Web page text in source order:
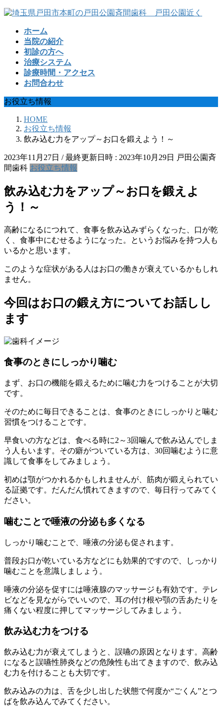
コ
ッ
プ
ナ
移
動
ホーム
当院の紹介
初診の方へ
治療システム
診療時間・アクセス
お問合わせ
お役立ち情報
HOME
お役立ち情報
飲み込む力をアップ～お口を鍛えよう！～
2023年11月27日 / 最終更新日時 : 2023年10月29日
戸田公園斉
間歯科 お役立ち情報
飲み込む力をアップ～お口を鍛えよ
う！～
高齢になるにつれて、食事を飲み込みずらくなった、口が乾
く、食事中にむせるようになった。というお悩みを持つ人も
いるかと思います。
このような症状がある人はお口の働きが衰えているかもしれ
ません。
今回はお口の鍛え方についてお話しし
ます
食事のときにしっかり噛む
まず、お口の機能を鍛えるために噛む力をつけることが大切
です。
そのために毎日できることは、食事のときにしっかりと噛む
習慣をつけることです。
早食いの方などは、食べる時に2～3回噛んで飲み込んでしま
う人もいます。その癖がついている方は、30回噛むように意
識して食事をしてみましょう。
初めは顎がつかれるかもしれませんが、筋肉が鍛えられてい
る証拠です。だんだん慣れてきますので、毎日行ってみてく
ださい。
噛むことで唾液の分泌も多くなる
しっかり噛むことで、唾液の分泌も促されます。
普段お口が乾いている方などにも効果的ですので、しっかり
噛むことを意識しましょう。
唾液の分泌を促すには唾液腺のマッサージも有効です。テレ
ビなどを見ながらでいいので、耳の付け根や顎の舌あたりを
痛くない程度に押してマッサージしてみましょう。
飲み込む力をつける
飲み込む力が衰えてしまうと、誤嚥の原因となります。高齢
になると誤嚥性肺炎などの危険性も出てきますので、飲み込
む力を付けることも大切です。
飲み込みの力は、舌を少し出した状態で何度か“ごくん”とつ
ばを飲み込んでみてください。